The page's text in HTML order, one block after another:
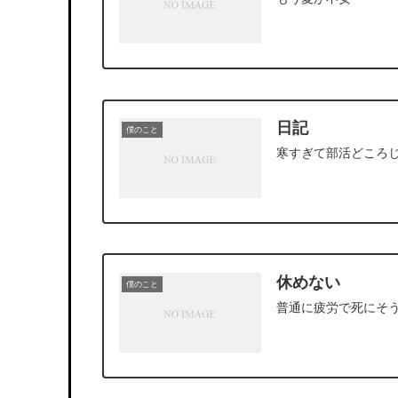
僕のこと 日記
寒すぎて部活どころ
僕のこと 休めない
普通に疲労で死にそう